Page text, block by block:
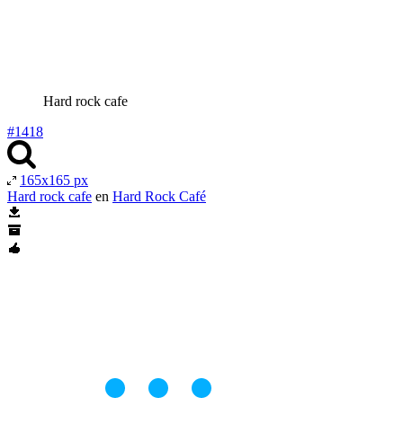
Hard rock cafe
#1418
165x165 px
Hard rock cafe en Hard Rock Café